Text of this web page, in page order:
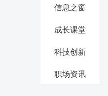
信息之窗
成长课堂
科技创新
职场资讯